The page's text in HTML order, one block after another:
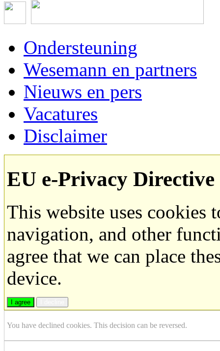
Ondersteuning
Wesemann en partners
Nieuws en pers
Vacatures
Disclaimer
EU e-Privacy Directive
This website uses cookies
navigation, and other
agree that we can place
device.
I agree
You have declined cookies. This decision can be reversed.